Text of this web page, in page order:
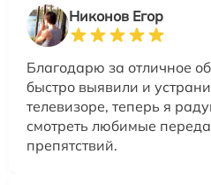
Никонов Егор
Благодарю за отличное
быстро выявили и
телевизоре, теперь я
смотреть любимые
препятствий.